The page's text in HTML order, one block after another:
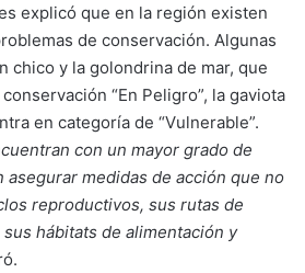
explicó que en la región existen
de conservación. Algunas
chico y la golondrina de mar, que
“En Peligro”, la gaviota
en categoría de “Vulnerable”.
con un mayor grado de
medidas de acción que no
reproductivos, sus rutas de
hábitats de alimentación y